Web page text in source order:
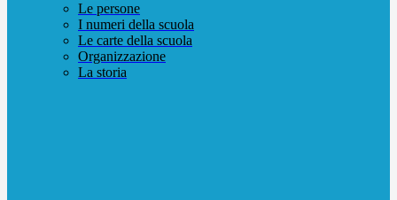
Le persone
I numeri della scuola
Le carte della scuola
Organizzazione
La storia